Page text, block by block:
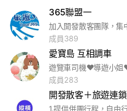
365聯盟一
成員389
愛寶島 互相調車
成員283
開發散客＋旅遊連鎖